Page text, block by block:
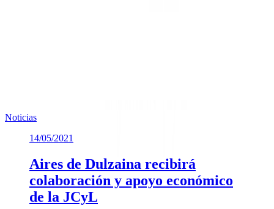
Noticias
14/05/2021
Aires de Dulzaina recibirá
colaboración y apoyo económico
de la JCyL